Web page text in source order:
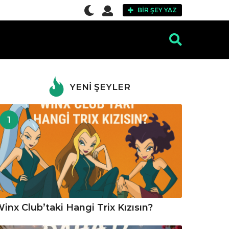
BIR ŞEY YAZ
YENI ŞEYLER
1
Club’taki Hangi Trix Kızısın?